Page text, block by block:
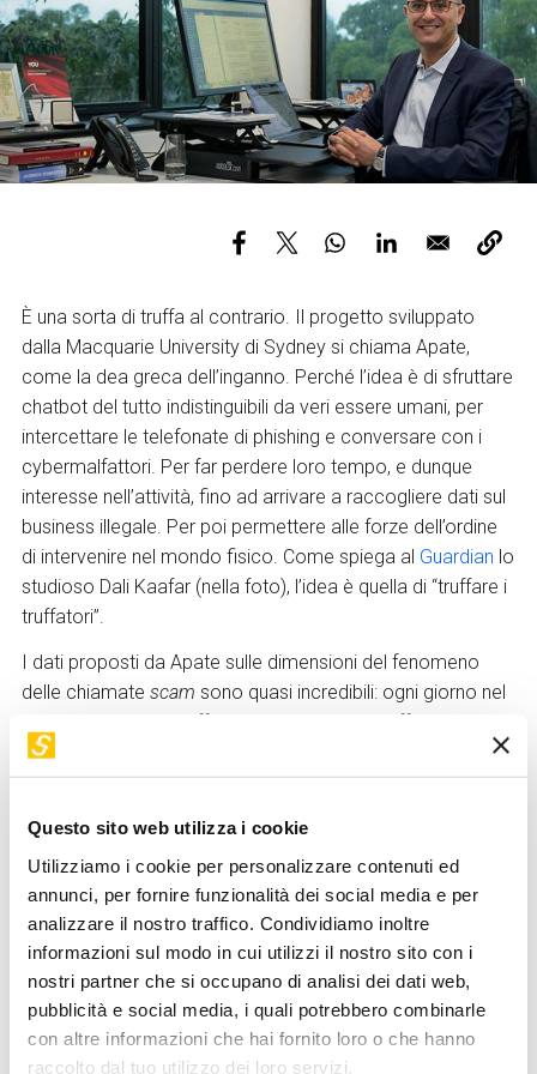
Questo sito web utilizza i cookie
Utilizziamo i cookie per personalizzare contenuti ed
annunci, per fornire funzionalità dei social media e per
analizzare il nostro traffico. Condividiamo inoltre
informazioni sul modo in cui utilizzi il nostro sito con i
nostri partner che si occupano di analisi dei dati web,
pubblicità e social media, i quali potrebbero combinarle
con altre informazioni che hai fornito loro o che hanno
raccolto dal tuo utilizzo dei loro servizi.
Servizi e accessibilità
Contatti
FAQ
Biglietti
È una sorta di truffa al contrario. Il progetto sviluppato
dalla Macquarie University di Sydney si chiama Apate,
come la dea greca dell’inganno. Perché l’idea è di sfruttare
chatbot del tutto indistinguibili da veri essere umani, per
intercettare le telefonate di phishing e conversare con i
cybermalfattori. Per far perdere loro tempo, e dunque
interesse nell’attività, fino ad arrivare a raccogliere dati sul
business illegale. Per poi permettere alle forze dell’ordine
di intervenire nel mondo fisico. Come spiega al Guardian lo
studioso Dali Kaafar (nella foto), l’idea è quella di “truffare i
truffatori”.
I dati proposti da Apate sulle dimensioni del fenomeno
delle chiamate scam sono quasi incredibili: ogni giorno nel
mondo verrebbero effettuate 70 milioni di truffe
telefoniche, con una percentuale del 25% della
popolazione mondiale che avrebbe perso denaro a
Comunque siano i numeri, l’emergenza è certa, un disagio
quotidiano che molti hanno sperimentato di persona. E in
alcuni casi, soprattutto se l’obiettivo della truffa è una
persona “fragile” per un qualche motivo, il colpo va a
segno: che sia una telefonata o un messaggio, che sia la
vittima a condividere direttamente le informazioni sensibili
(coordinate bancarie, password, anche solo l’indirizzo)
oppure che sia il truffatore a indurre a un’azione